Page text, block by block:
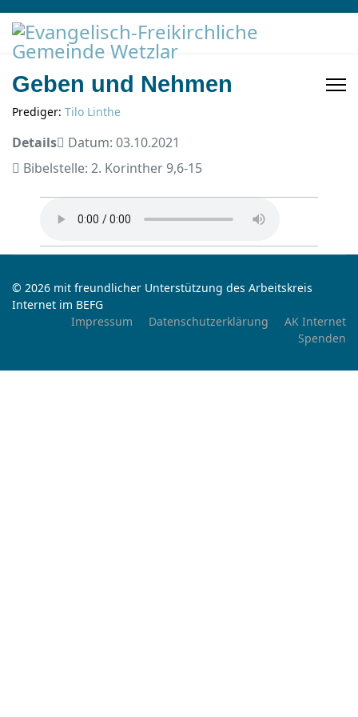
Geben und Nehmen
Prediger: Tilo Linthe
Details
Datum: 03.10.2021
Bibelstelle: 2. Korinther 9,6-15
© 2026 mit freundlicher Unterstützung des Arbeitskreis
Internet im BEFG
Impressum
Datenschutzerklärung
AK Internet
Spenden